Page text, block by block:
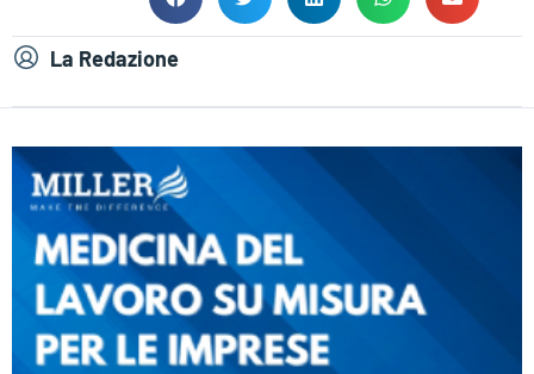
La Redazione